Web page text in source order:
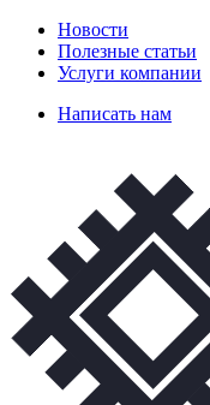
Новости
Полезные статьи
Услуги компании
Написать нам